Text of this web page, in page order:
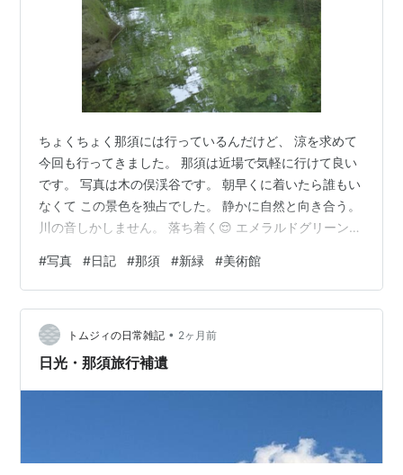
ちょくちょく那須には行っているんだけど、 涼を求めて
今回も行ってきました。 那須は近場で気軽に行けて良い
です。 写真は木の俣渓谷です。 朝早くに着いたら誰もい
なくて この景色を独占でした。 静かに自然と向き合う。
川の音しかしません。 落ち着く😌 エメラルドグリーン色
ンをたっぷり浴びてきました。 水が綺麗なところってい
いですね。 熊に遭遇しないかビクビクしていましたが 大
丈夫でした。 旦那さんはビビって私の後ろを歩いており
ました。 移動して 那須で有名なパン屋さん【ペニーレイ
ン】へ。 パンを旦那さんと2個ずつ買って食べました😋
#写真 #日記 #那須 #新緑 #美術館
トムジィの日常雑記 • 2ヶ月前
日光・那須旅行補遺